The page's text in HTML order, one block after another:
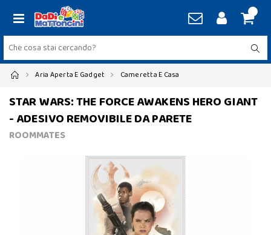
Aria Aperta E Gadget Cameretta E Casa
STAR WARS: THE FORCE AWAKENS HERO GIANT
- ADESIVO REMOVIBILE DA PARETE
ROOMMATES